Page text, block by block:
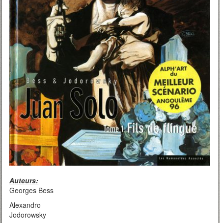
Auteurs:
Georges Bess
Alexandro
Jodorowsky